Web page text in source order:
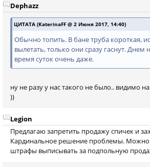
Dephazz
ЦИТАТА (KaterinaFF @ 2 Июня 2017, 14:40)
Обычно топить. В бане труба короткая,
вылетать, только они сразу гаснут. Днем
время суток очень даже.
ну не разу у нас такого не было.. видимо
))
Legion
Предлагаю запретить продажу спичек и
Кардинальное решение проблемы.
штрафы выписывать за подпольную